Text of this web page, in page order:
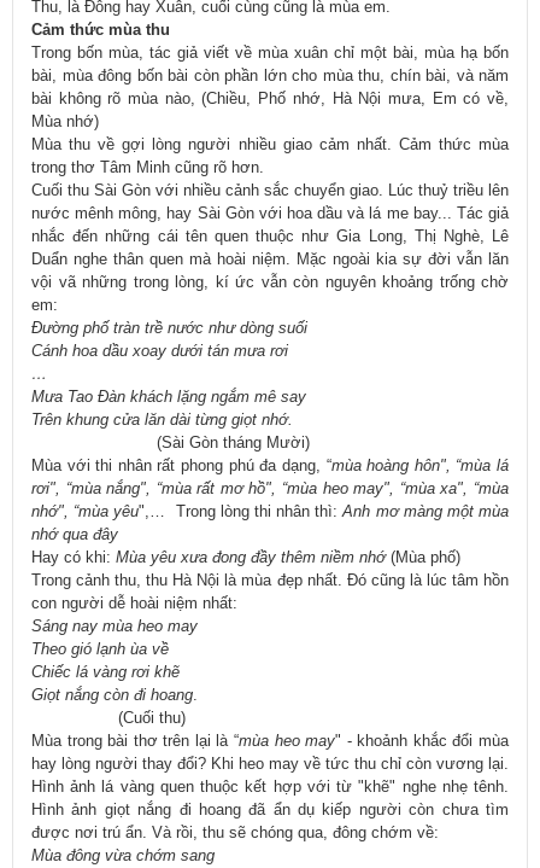
Thu, là Đông hay Xuân, cuối cùng cũng là mùa em.
Cảm thức mùa thu
Trong bốn mùa, tác giả viết về mùa xuân chỉ một bài, mùa hạ bốn
bài, mùa đông bốn bài còn phần lớn cho mùa thu, chín bài, và năm
bài không rõ mùa nào, (Chiều, Phố nhớ, Hà Nội mưa, Em có về,
Mùa nhớ)
Mùa thu về gợi lòng người nhiều giao cảm nhất. Cảm thức mùa
trong thơ Tâm Minh cũng rõ hơn.
Cuối thu Sài Gòn với nhiều cảnh sắc chuyển giao. Lúc thuỷ triều lên
nước mênh mông, hay Sài Gòn với hoa dầu và lá me bay... Tác giả
nhắc đến những cái tên quen thuộc như Gia Long, Thị Nghè, Lê
Duẩn nghe thân quen mà hoài niệm. Mặc ngoài kia sự đời vẫn lăn
vội vã những trong lòng, kí ức vẫn còn nguyên khoảng trống chờ
em:
Đường phố tràn trề nước như dòng suối
Cánh hoa dầu xoay dưới tán mưa rơi
…
Mưa Tao Đàn khách lặng ngắm mê say
Trên khung cửa lăn dài từng giọt nhớ.
(Sài Gòn tháng Mười)
Mùa với thi nhân rất phong phú đa dạng, “mùa hoàng hôn", “mùa lá
rơi", “mùa nắng", “mùa rất mơ hồ", “mùa heo may", “mùa xa", “mùa
nhớ", “mùa yêu",… Trong lòng thi nhân thì:Anh mơ màng một mùa
nhớ qua đây
Hay có khi: Mùa yêu xưa đong đầy thêm niềm nhớ (Mùa phố)
Trong cảnh thu, thu Hà Nội là mùa đẹp nhất. Đó cũng là lúc tâm hồn
con người dễ hoài niệm nhất:
Sáng nay mùa heo may
Theo gió lạnh ùa về
Chiếc lá vàng rơi khẽ
Giọt nắng còn đi hoang.
(Cuối thu)
Mùa trong bài thơ trên lại là “mùa heo may" - khoảnh khắc đổi mùa
hay lòng người thay đổi? Khi heo may về tức thu chỉ còn vương lại.
Hình ảnh lá vàng quen thuộc kết hợp với từ "khẽ" nghe nhẹ tênh.
Hình ảnh giọt nắng đi hoang đã ẩn dụ kiếp người còn chưa tìm
được nơi trú ẩn. Và rồi, thu sẽ chóng qua, đông chớm về:
Mùa đông vừa chớm sang